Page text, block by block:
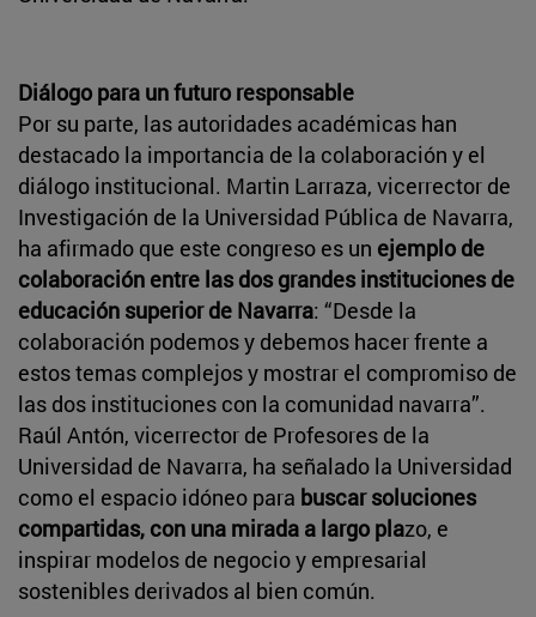
Diálogo para un futuro responsable
Por su parte, las autoridades académicas han
destacado la importancia de la colaboración y el
diálogo institucional. Martin Larraza, vicerrector de
Investigación de la Universidad Pública de Navarra,
ha afirmado que este congreso es un ejemplo de
colaboración entre las dos grandes instituciones de
educación superior de Navarra: “Desde la
colaboración podemos y debemos hacer frente a
estos temas complejos y mostrar el compromiso de
las dos instituciones con la comunidad navarra”.
Raúl Antón, vicerrector de Profesores de la
Universidad de Navarra, ha señalado la Universidad
como el espacio idóneo para buscar soluciones
compartidas, con una mirada a largo plazo, e
inspirar modelos de negocio y empresarial
sostenibles derivados al bien común.